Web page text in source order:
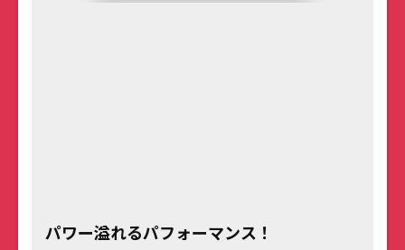
パワー溢れるパフォーマンス！